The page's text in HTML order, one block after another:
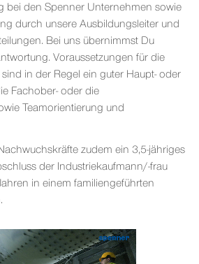
bei den Spenner Unternehmen sowie
durch unsere Ausbildungsleiter und
Bei uns übernimmst Du
Voraussetzungen für die
in der Regel ein guter Haupt- oder
Fachober- oder die
Teamorientierung und
zudem ein 3,5-jähriges
der Industriekaufmann/-frau
in einem familiengeführten